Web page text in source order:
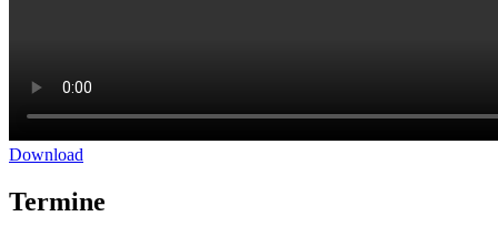
Download
Termine